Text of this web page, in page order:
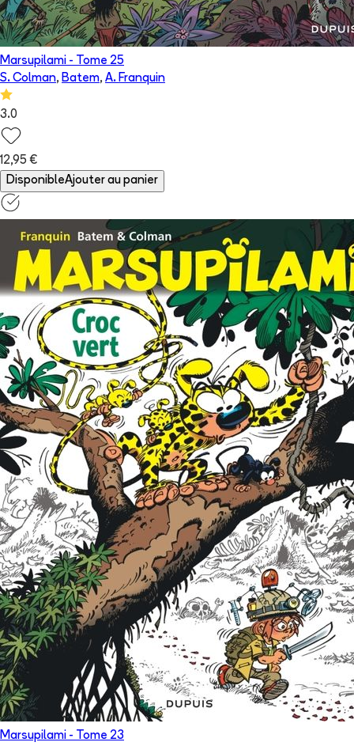
Marsupilami - Tome 25
S. Colman, Batem, A. Franquin
3.0
12,95 €
DisponibleAjouter au panier
Marsupilami - Tome 23